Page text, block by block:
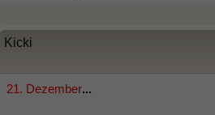
Kicki
21. Dezember...